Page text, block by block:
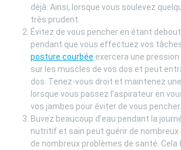
déjà. Ainsi, lorsque vous soulevez
très prudent.
Évitez de vous pencher en étant
pendant que vous effectuez vos
posture courbée exercera une
sur les muscles de vos dos et peut
dos. Tenez-vous droit et maintenez
lorsque vous passez l’aspirateur en
vos jambes pour éviter de vous pencher.
Buvez beaucoup d’eau pendant la
nutritif et sain peut guérir de nombreux
de nombreux problèmes de santé.